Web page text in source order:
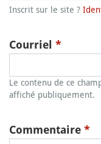
Inscrit sur le site ?
Courriel *
Le contenu de ce
affiché publiquement.
Commentaire *